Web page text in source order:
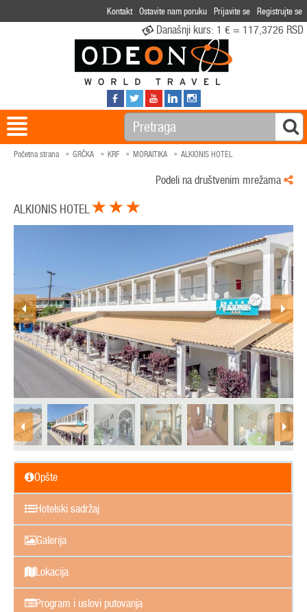
Kontakt Ostavite nam poruku Prijavite se Registrujte se
Današnji kurs: 1 € = 117,3726 RSD
Početna strana GRČKA KRF MORAITIKA ALKIONIS HOTEL
Podeli na društvenim mrežama
ALKIONIS HOTEL
Opšte
Hotelski sadržaj
Galerija
Lokacija
Program i uslovi putovanja